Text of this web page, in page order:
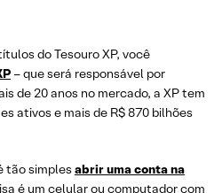
do Tesouro XP, você
– que será responsável por
de 20 anos no mercado, a XP tem
ativos e mais de R$ 870 bilhões
tão simples abrir uma conta na
é um celular ou computador com